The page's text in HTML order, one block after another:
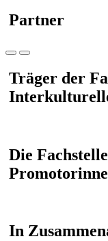
Partner
Träger der
Die
In